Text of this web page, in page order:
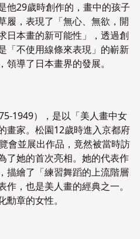
他29歲時創作的，畫中的孩子
履，表現了「無心、無欲，開
日本畫的新可能性」，透過創
「不使用線條來表現」的嶄新
導了日本畫界的發展。
1949），是以「美人畫中女
畫家。松園12歲時進入京都府
會並展出作品，竟然被當時訪
了她的首次亮相。她的代表作
描繪了「練習舞蹈的上流階層
，也是美人畫的經典之一。
章的女性。